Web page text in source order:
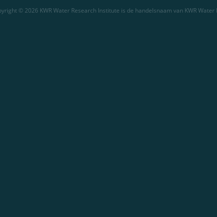
© 2026 KWR Water Research Institute is de handelsnaam van KWR Water